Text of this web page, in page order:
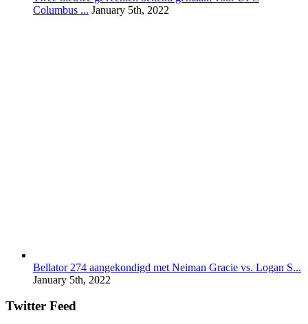
Columbus ... January 5th, 2022
Bellator 274 aangekondigd met Neiman Gracie vs. Logan S...
January 5th, 2022
Twitter Feed